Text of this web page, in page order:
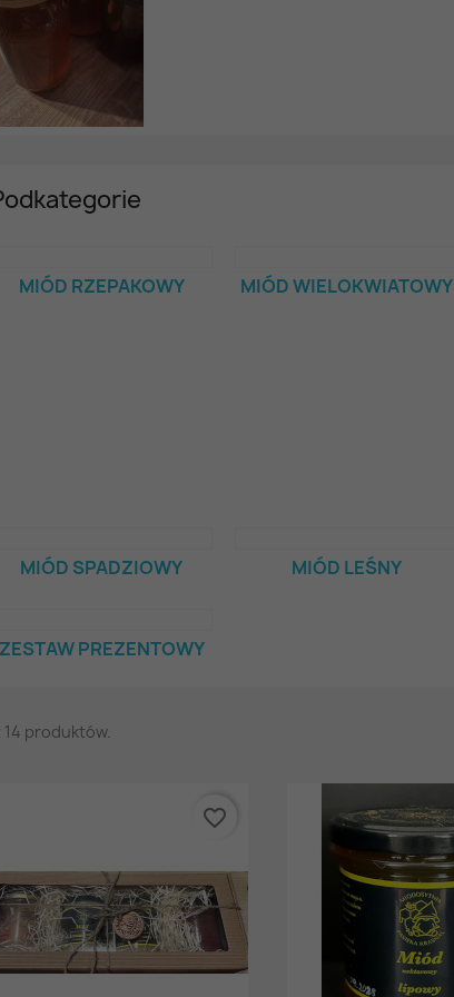
MIÓD RZEPAKOWY MIÓD WIELOKWIATOWY
MIÓD SPADZIOWY MIÓD LEŚNY
ZESTAW PREZENTOWY
produktów.
favorite_border